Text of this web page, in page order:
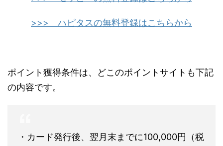
>>> ハピタスの無料登録はこちらから
ポイント獲得条件は、どこのポイントサイトも下記
の内容です。
・カード発行後、翌月末までに100,000円（税